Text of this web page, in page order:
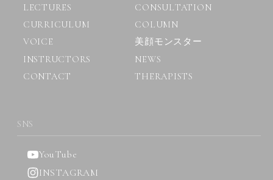
LECTURES
CONSULTATION
CURRICULUM
COLUMN
VOICE
美顔モンスター
INSTRUCTORS
NEWS
CONTACT
THERAPISTS
SNS
YouTube
INSTAGRAM